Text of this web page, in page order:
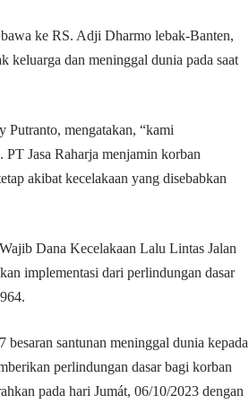
ke RS. Adji Dharmo lebak-Banten,
keluarga dan meninggal dunia pada saat
Putranto, mengatakan, “kami
Jasa Raharja menjamin korban
akibat kecelakaan yang disebabkan
Dana Kecelakaan Lalu Lintas Jalan
implementasi dari perlindungan dasar
santunan meninggal dunia kepada
perlindungan dasar bagi korban
pada hari Jumát, 06/10/2023 dengan